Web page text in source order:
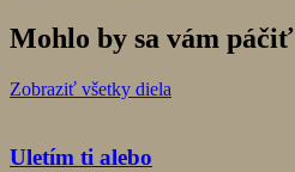
Mohlo by sa vám páčiť
Zobraziť všetky diela
Uletím ti alebo